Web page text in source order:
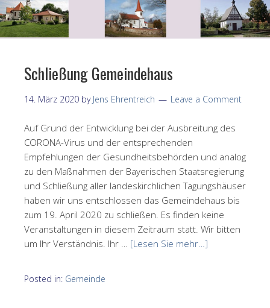
Schließung Gemeindehaus
14. März 2020 by Jens Ehrentreich Leave a Comment
Auf Grund der Entwicklung bei der Ausbreitung des
CORONA-Virus und der entsprechenden
Empfehlungen der Gesundheitsbehörden und analog
zu den Maßnahmen der Bayerischen Staatsregierung
und Schließung aller landeskirchlichen Tagungshäuser
haben wir uns entschlossen das Gemeindehaus bis
zum 19. April 2020 zu schließen. Es finden keine
Veranstaltungen in diesem Zeitraum statt. Wir bitten
um Ihr Verständnis. Ihr … [Lesen Sie mehr…]
Posted in: Gemeinde